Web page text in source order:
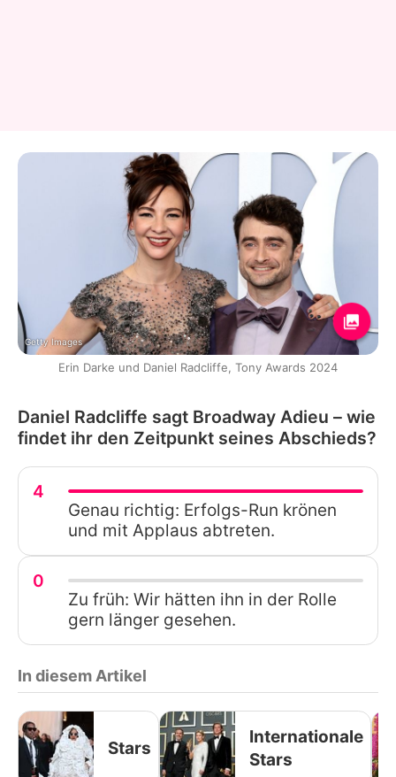
Getty Images
Erin Darke und Daniel Radcliffe, Tony Awards 2024
Daniel Radcliffe sagt Broadway Adieu – wie
findet ihr den Zeitpunkt seines Abschieds?
4
Genau richtig: Erfolgs-Run krönen
und mit Applaus abtreten.
0
Zu früh: Wir hätten ihn in der Rolle
gern länger gesehen.
In diesem Artikel
Stars
Internationale
Stars